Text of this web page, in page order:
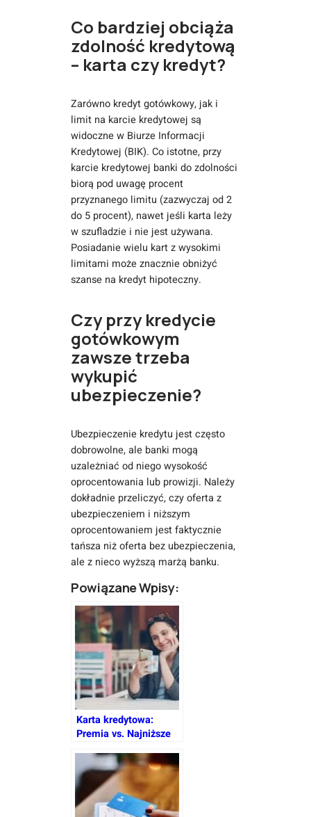
Co bardziej obciąża
zdolność kredytową
– karta czy kredyt?
Zarówno kredyt gotówkowy, jak i
limit na karcie kredytowej są
widoczne w Biurze Informacji
Kredytowej (BIK). Co istotne, przy
karcie kredytowej banki do zdolności
biorą pod uwagę procent
przyznanego limitu (zazwyczaj od 2
do 5 procent), nawet jeśli karta leży
w szufladzie i nie jest używana.
Posiadanie wielu kart z wysokimi
limitami może znacznie obniżyć
szanse na kredyt hipoteczny.
Czy przy kredycie
gotówkowym
zawsze trzeba
wykupić
ubezpieczenie?
Ubezpieczenie kredytu jest często
dobrowolne, ale banki mogą
uzależniać od niego wysokość
oprocentowania lub prowizji. Należy
dokładnie przeliczyć, czy oferta z
ubezpieczeniem i niższym
oprocentowaniem jest faktycznie
tańsza niż oferta bez ubezpieczenia,
ale z nieco wyższą marżą banku.
Powiązane Wpisy:
Karta kredytowa:
Premia vs. Najniższe
optymalną decyzję?